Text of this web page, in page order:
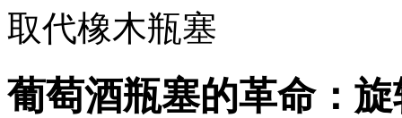
取代橡木瓶塞
葡萄酒瓶塞的革命：